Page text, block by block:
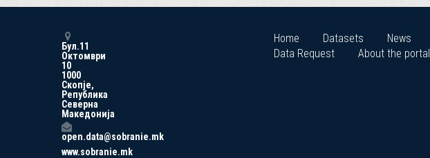
Бул.11
Октомври
10
1000
Скопје,
Република
Северна
Македонија
open.data@sobranie.mk
www.sobranie.mk
Home Datasets News
Data Request
About the portal